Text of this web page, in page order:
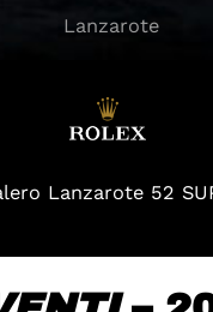
Lanzarote
Lanzarote 52